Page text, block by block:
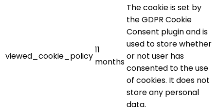
viewed_cookie_policy
11
months
The cookie is set by
the GDPR Cookie
Consent plugin and is
used to store whether
or not user has
consented to the use
of cookies. It does not
store any personal
data.